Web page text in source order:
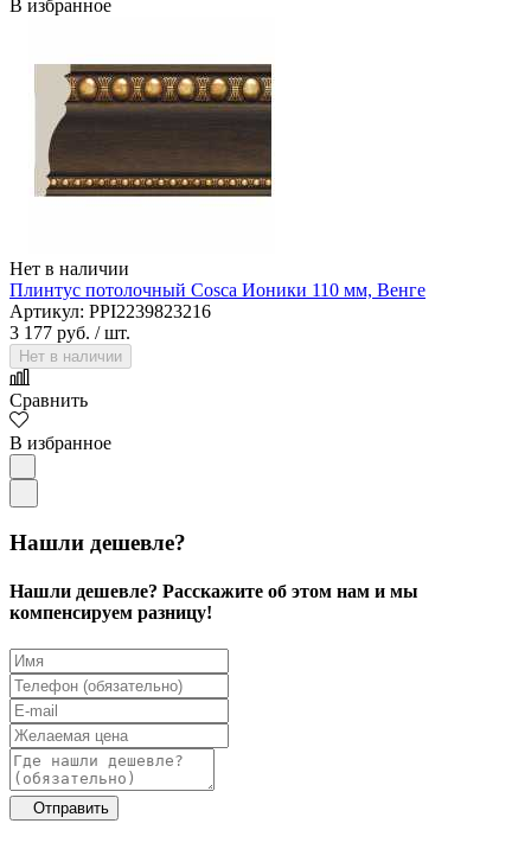
В избранное
Нет в наличии
Плинтус потолочный Cosca Ионики 110 мм, Венге
Артикул: PPI2239823216
3 177 руб. / шт.
Нет в наличии
Сравнить
В избранное
Нашли дешевле?
Нашли дешевле? Расскажите об этом нам и мы
компенсируем разницу!
Отправить